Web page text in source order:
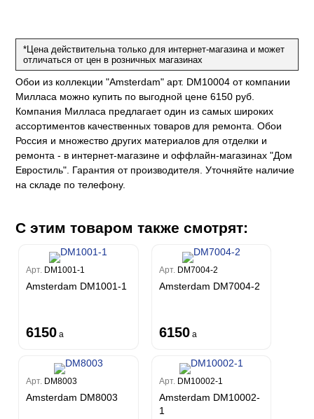
Спектрум Тренд
Спектрум Плюс
Гави
Спектрум Только
Спектрум Про
Пальмария
Спектрум Бокс
Спектрум Бум
Коко
Ребекка
Бруни
Джорджио
Colori Del Sole
Felicita
Беатрис
Чезара
Палаззо
Легенда
Marburg
Kumano
Touch
Wisper
Boho
Shades
Citi Glam
Empire
Rasch
Sherlock
Riva
Salsa
Florentine III
Grandeco
Prisma
La Storia
La Storia 2
Wiganford
Lunman
Crystal Stone
Du&Ka
Lifestyle
Prestige
Linen
*Цена действительна только для интернет-магазина и может
отличаться от цен в розничных магазинах
Обои из коллекции "Amsterdam" арт. DM10004 от компании
Милласа можно купить по выгодной цене 6150 руб.
Компания Милласа предлагает один из самых широких
ассортиментов качественных товаров для ремонта. Обои
Россия и множество других материалов для отделки и
ремонта - в интернет-магазине и оффлайн-магазинах "Дом
Евростиль". Гарантия от производителя. Уточняйте наличие
на складе по телефону.
С этим товаром также смотрят:
Арт. DM1001-1
Amsterdam DM1001-1
6150 a
Арт. DM7004-2
Amsterdam DM7004-2
6150 a
Арт. DM8003
Amsterdam DM8003
Арт. DM10002-1
Amsterdam DM10002-
1